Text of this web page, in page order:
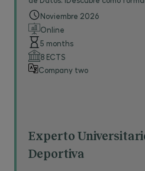
Noviembre 2026
Online
5 months
8 ECTS
Company two
Experto
Deportiva